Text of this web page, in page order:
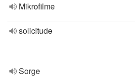
Mikrofilme
solicitude
Sorge